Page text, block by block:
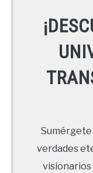
LEYES
RECURSOS
NEWSLETTER
Sumérgete
verdades
visionarios